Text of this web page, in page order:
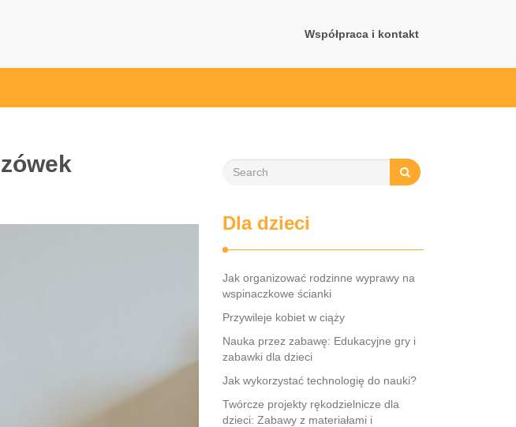
Współpraca i kontakt
Dla dzieci
Jak organizować rodzinne wyprawy na
wspinaczkowe ścianki
Przywileje kobiet w ciąży
Nauka przez zabawę: Edukacyjne gry i
zabawki dla dzieci
Jak wykorzystać technologię do nauki?
Twórcze projekty rękodzielnicze dla
dzieci: Zabawy z materiałami i